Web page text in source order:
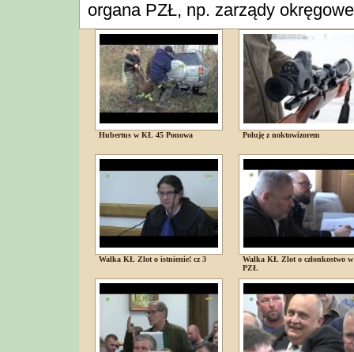
organa PZŁ, np. zarządy
Hubertus w KŁ 45 Ponowa Poluję z noktowizorem
Walka KŁ Zlot o istnienie! cz 3
Walka KŁ Zlot o członkostwo w
PZŁ